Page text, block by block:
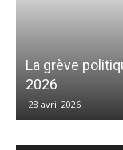
La grève
2026
28 avril 2026